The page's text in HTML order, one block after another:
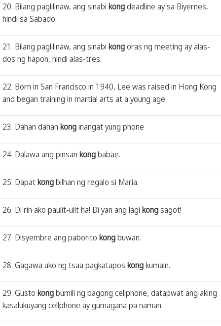
20. Bilang paglilinaw, ang sinabi kongdeadline ay sa Biyernes,
hindi sa Sabado.
21. Bilang paglilinaw, ang sinabi kongoras ng meeting ay alas-
dos ng hapon, hindi alas-tres.
22. Born in San Francisco in 1940, Lee was raised in Hong Kong
and began training in martial arts at a young age
23. Dahan dahan konginangat yung phone
24. Dalawa ang pinsan kongbabae.
25. Dapatkongbilhan ng regalo si Maria.
26. Di rin ako paulit-ulit ha! Di yan ang lagi kongsagot!
27. Disyembre ang paborito kongbuwan.
28. Gagawa ako ng tsaa pagkatapos kongkumain.
29. Gusto kongbumili ng bagong cellphone, datapwat ang aking
kasalukuyang cellphone ay gumagana pa naman.